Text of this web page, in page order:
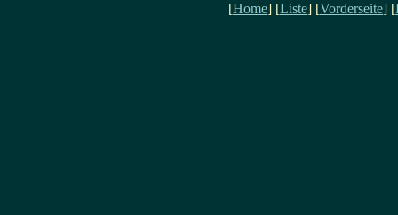
[Home] [Liste] [Vorderseite] [